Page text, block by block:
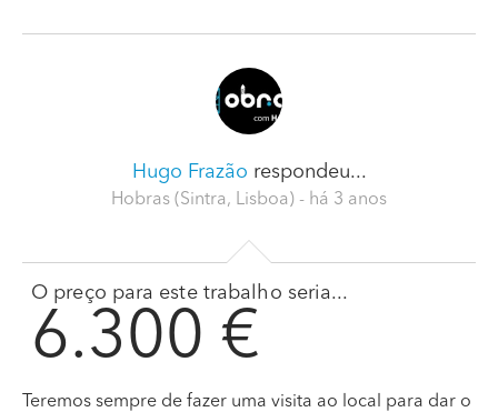
Hugo Frazão respondeu...
Hobras (Sintra, Lisboa) - há 3 anos
O preço para este trabalho seria...
6.300 €
Teremos sempre de fazer uma visita ao local para dar o